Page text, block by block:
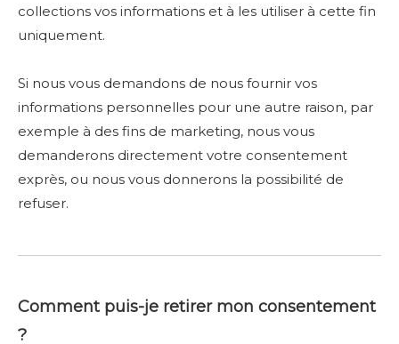
collections vos informations et à les utiliser à cette fin
uniquement.
Si nous vous demandons de nous fournir vos
informations personnelles pour une autre raison, par
exemple à des fins de marketing, nous vous
demanderons directement votre consentement
exprès, ou nous vous donnerons la possibilité de
refuser.
Comment puis-je retirer mon consentement
?